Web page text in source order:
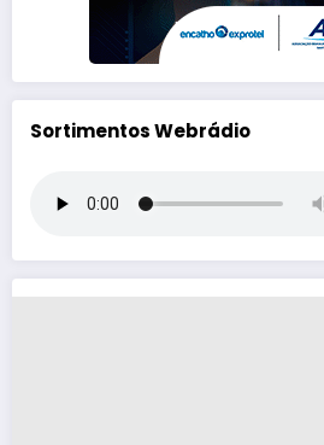
Sortimentos Webrádio